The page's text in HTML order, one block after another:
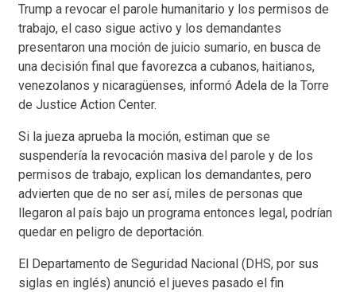
Trump a revocar el parole humanitario y los permisos de
trabajo, el caso sigue activo y los demandantes
presentaron una moción de juicio sumario, en busca de
una decisión final que favorezca a cubanos, haitianos,
venezolanos y nicaragüenses, informó Adela de la Torre
de Justice Action Center.
Si la jueza aprueba la moción, estiman que se
suspendería la revocación masiva del parole y de los
permisos de trabajo, explican los demandantes, pero
advierten que de no ser así, miles de personas que
llegaron al país bajo un programa entonces legal, podrían
quedar en peligro de deportación.
El Departamento de Seguridad Nacional (DHS, por sus
siglas en inglés) anunció el jueves pasado el fin